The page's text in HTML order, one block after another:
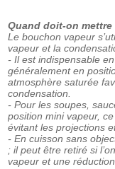
Quand doit-on
Le bouchon vapeur
vapeur et la
- Il est indispensable
généralement en
atmosphère saturée
condensation.
- Pour les soupes,
position mini vapeur,
évitant les projections et
- En cuisson sans
; il peut être retiré si
vapeur et une